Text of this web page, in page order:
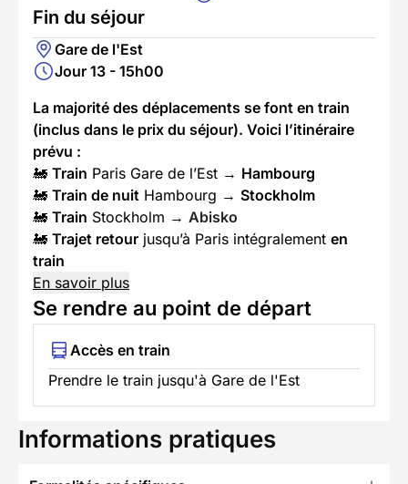
Fin du séjour
Gare de l'Est
Jour 13 - 15h00
La majorité des déplacements se font en train
(inclus dans le prix du séjour). Voici l’itinéraire
prévu :
🚂 Train Paris Gare de l’Est → Hambourg
🚂 Train de nuit Hambourg → Stockholm
🚂 Train Stockholm → Abisko
🚂 Trajet retour jusqu’à Paris intégralement en
train
En savoir plus
Se rendre au point de départ
Accès en train
Prendre le train jusqu'à Gare de l'Est
Informations pratiques